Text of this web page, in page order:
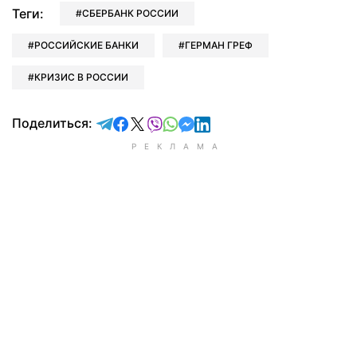
Теги: СБЕРБАНК РОССИИ
РОССИЙСКИЕ БАНКИ ГЕРМАН ГРЕФ
КРИЗИС В РОССИИ
Поделиться: отправить в Telegram
поделиться в Facebook
поделиться в X
отправить в Viber
отправить в Whatsapp
отправить в Messenger
отправить в LinkedIn